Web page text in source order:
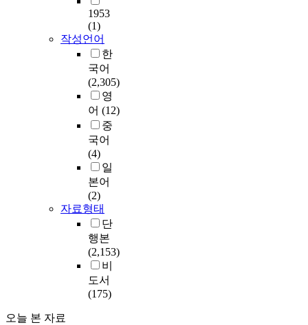
1953
(1)
작성언어
한
국어
(2,305)
영
어 (12)
중
국어
(4)
일
본어
(2)
자료형태
단
행본
(2,153)
비
도서
(175)
오늘 본 자료